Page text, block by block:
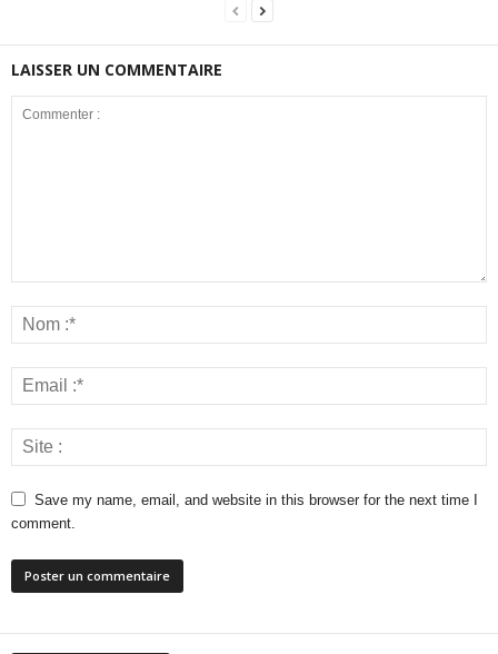
LAISSER UN COMMENTAIRE
Save my name, email, and website in this browser for the next time I
comment.